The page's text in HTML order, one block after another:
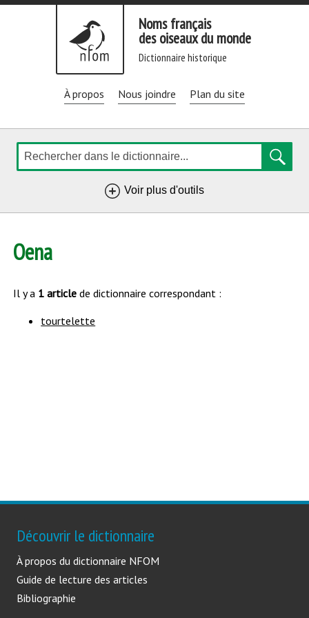
Aller
Noms français
des oiseaux du monde
dictionnaire historique
À propos Nous joindre Plan du site
Rechercher
Voir plus d'outilsde
Oena
Il y a 1 article de dictionnaire correspondant :
tourtelette
Découvrir le dictionnaire
À propos du dictionnaire NFOM
Guide de lecture des articles
Bibliographie